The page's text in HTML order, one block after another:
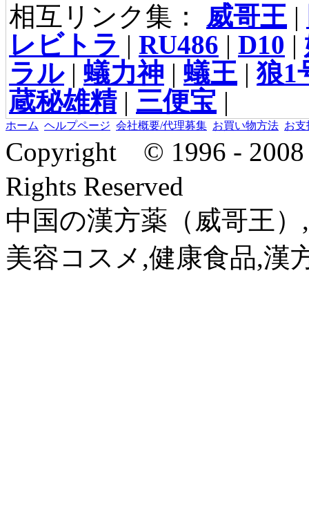
相互リンク集： 威哥王 |
レビトラ | RU486 | D10 |
ラル| 蟻力神 | 蟻王 |狼1
蔵秘雄精| 三便宝 |
ホーム ヘルプページ 会社概要/代理募集 お買い物方法 お支
Copyright © 1996 -
Rights Reserved
中国の漢方薬（威哥王
美容コスメ,健康食品,漢